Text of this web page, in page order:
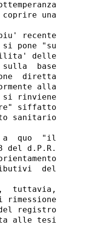
una
recente
pone "su
delle
base
diretta
alla
si rinviene
siffatto
sanitario
quo  "il
d.P.R.
del
tuttavia,
rimessione
registro
alle tesi